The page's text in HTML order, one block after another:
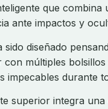
que
ante impactos y
sido diseñado
con múltiples
impecables durante
superior integra una